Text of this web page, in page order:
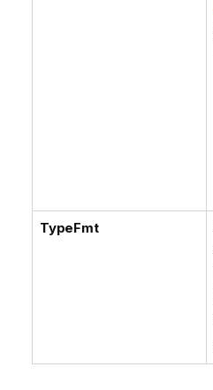
TypeFmt